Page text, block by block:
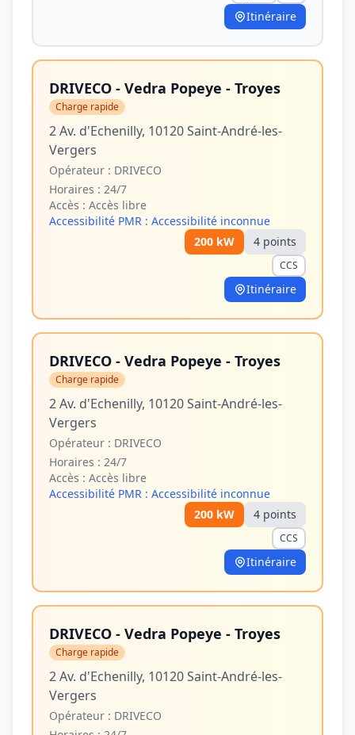
Itinéraire
DRIVECO - Vedra Popeye - Troyes
Charge rapide
2 Av. d'Echenilly, 10120 Saint-André-les-
Vergers
Opérateur : DRIVECO
Horaires : 24/7
Accès : Accès libre
Accessibilité PMR : Accessibilité inconnue
200 kW 4 points
CCS
Itinéraire
DRIVECO - Vedra Popeye - Troyes
Charge rapide
2 Av. d'Echenilly, 10120 Saint-André-les-
Vergers
Opérateur : DRIVECO
Horaires : 24/7
Accès : Accès libre
Accessibilité PMR : Accessibilité inconnue
200 kW 4 points
CCS
Itinéraire
DRIVECO - Vedra Popeye - Troyes
Charge rapide
2 Av. d'Echenilly, 10120 Saint-André-les-
Vergers
Opérateur : DRIVECO